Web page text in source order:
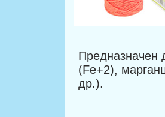
Предназначен
(Fe+2),
др.).